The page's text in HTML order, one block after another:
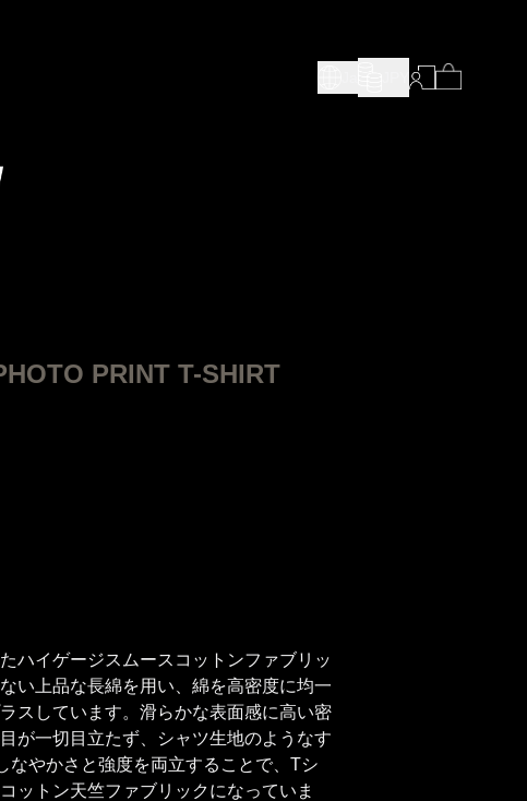
PRINT T-SHIRT
ハイゲージスムースコットンファブリッ
い上品な長綿を用い、綿を高密度に均一
スしています。滑らかな表面感に高い密
が一切目立たず、シャツ生地のようなす
なやかさと強度を両立することで、Tシ
ットン天竺ファブリックになっていま